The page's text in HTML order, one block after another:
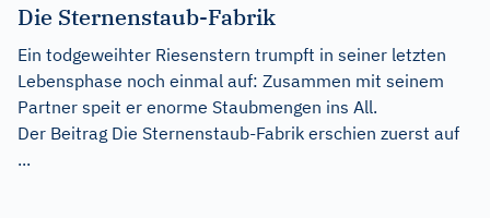
Die Sternenstaub-Fabrik
Ein todgeweihter Riesenstern trumpft in seiner letzten
Lebensphase noch einmal auf: Zusammen mit seinem
Partner speit er enorme Staubmengen ins All.
Der Beitrag Die Sternenstaub-Fabrik erschien zuerst auf
...